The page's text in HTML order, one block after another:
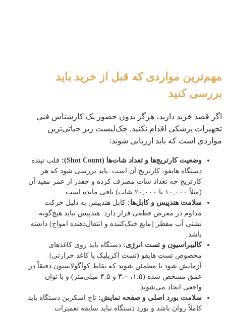
مهم‌ترین مواردی که قبل از خرید باید
بررسی کنید
اگر قصد خرید دارید، هرگز بدون حضور یک کارشناس فنی
تجهیزات پزشکی اقدام نکنید. چک‌لیست زیر حیاتی‌ترین
مواردی است که باید ارزیابی شوند:
وضعیت کارتریج‌ها و تعداد شات‌ها (Shot Count):
قلب تپنده
دستگاه هایفو، کارتریج آن است. باید بررسی شود که هر
کارتریج چه تعداد شات مصرف کرده و چقدر از عمر مفید آن
(مثلاً ۱۰,۰۰۰ یا ۲۰,۰۰۰ شات) باقی مانده است.
سلامت هندپیس و کابل‌ها: کابل هندپیس به دلیل حرکت
مداوم در معرض قطعی قرار دارد. هندپیس نباید هیچ‌گونه
نشتی آب مقطر (مایع خنک‌کننده و انتقال‌دهنده امواج) داشته
باشد.
کالیبراسیون و تست انرژی: دستگاه باید روی کاغذهای
مخصوص تست هایفو (تست اکریلیک یا کاغذ حرارتی)
آزمایش شود تا مطمئن شوید که نقاط کوآگولاسیون دقیقاً در
عمق مشخص شده (۱.۵، ۳.۰ و ۴.۵ میلی‌متر) و با توان
واقعی ایجاد می‌شوند.
سلامت بورد اصلی و صفحه نمایش: تاچ اسکرین دستگاه باید
کاملاً روان باشد و بورد دستگاه نباید سابقه تعمیرات